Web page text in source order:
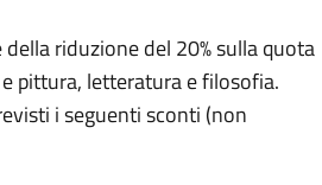
riduzione del 20% sulla quota
pittura, letteratura e filosofia.
i seguenti sconti (non